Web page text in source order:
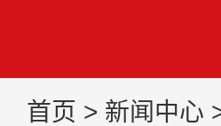
首页 > 新闻中心